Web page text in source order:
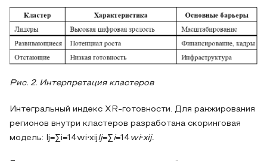
Рис. 2. Интерпретация кластеров
Интегральный индекс XR-готовности. Для ранжирования
регионов внутри кластеров разработана скоринговая
модель: Ij=∑i=14wi⋅xijIj=∑ i=14 wi⋅xij.